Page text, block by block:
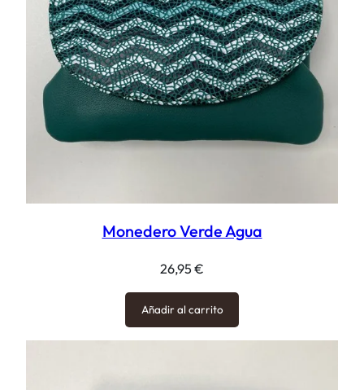
Monedero Verde Agua
26,95€
Añadir al carrito